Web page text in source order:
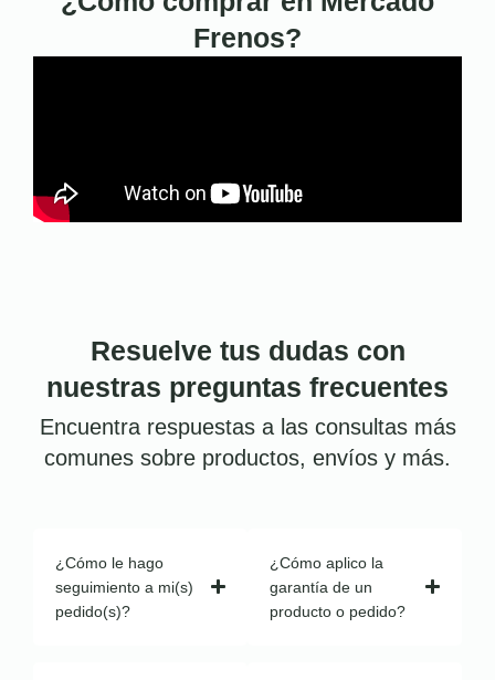
Frenos?
Resuelve tus dudas con
nuestras preguntas frecuentes
Encuentra respuestas a las consultas más
comunes sobre productos, envíos y más.
¿Cómo le hago
seguimiento a mi(s)
pedido(s)?
¿Cómo aplico la
garantía de un
producto o pedido?